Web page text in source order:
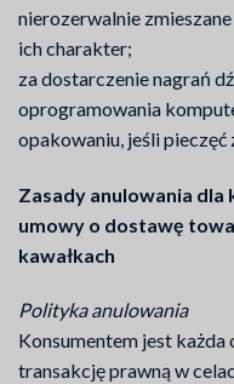
nierozerwalnie
ich charakter;
za dostarczenie nagrań
oprogramowania
opakowaniu, jeśli pieczęć
Zasady anulowania
umowy o dostawę
kawałkach
Polityka anulowania
Konsumentem jest
transakcję prawną w